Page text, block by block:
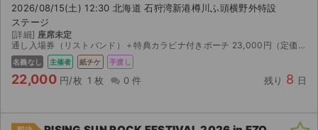
2026/08/15(土) 12:30 北海道 石狩湾新港樽川ふ頭横野外特設
ステージ
[詳細] 座席未定
通し入場券（リストバンド）＋特典カラビナ付きポーチ 23,000円（定価31,000円） リストバンドの受け渡しは札幌地下鉄で行ける範囲ならどこでも可能です。
名義なし 主催者 紙チケ 手渡し
22,000 円/枚 1 枚 0 件 残り 8 日